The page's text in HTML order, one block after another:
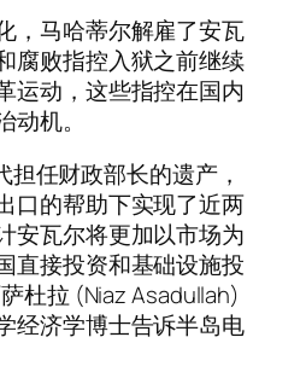
，马哈蒂尔解雇了安瓦
腐败指控入狱之前继续
运动，这些指控在国内
机。
担任财政部长的遗产，
口的帮助下实现了近两
安瓦尔将更加以市场为
直接投资和基础设施投
杜拉 (Niaz Asadullah)
经济学博士告诉半岛电